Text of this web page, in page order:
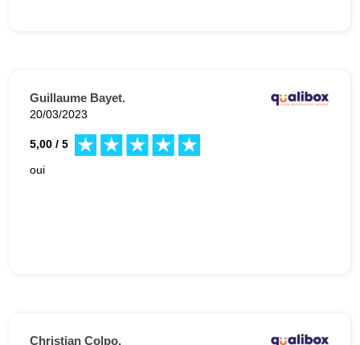
Guillaume Bayet.
20/03/2023
5,00 / 5
oui
Christian Colpo.